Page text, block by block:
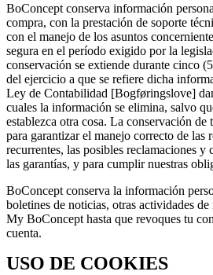
BoConcept conserva información
compra, con la prestación de soporte
con el manejo de los asuntos
segura en el período exigido por la
conservación se extiende durante cinco
del ejercicio a que se refiere dicha
Ley de Contabilidad [Bogføringslove]
cuales la información se elimina, salvo
establezca otra cosa. La conservación de
para garantizar el manejo correcto de las
recurrentes, las posibles reclamaciones y
las garantías, y para cumplir nuestras
BoConcept conserva la información
boletines de noticias, otras actividades
My BoConcept hasta que revoques tu
cuenta.
USO DE COOKIES